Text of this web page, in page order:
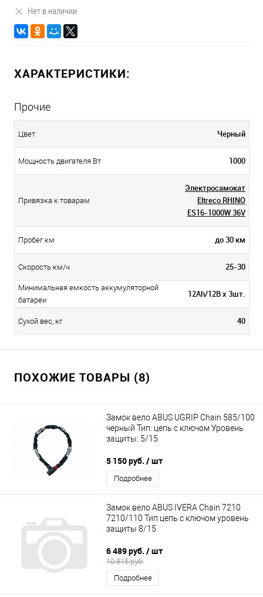
Нет в наличии
ХАРАКТЕРИСТИКИ:
Прочие
Цвет Черный
Мощность двигателя Вт 1000
Привязка к товарам
Электросамокат
Eltreco RHINO
ES16-1000W 36V
Пробег км до 30 км
Скорость км/ч 25-30
Минимальная емкость аккумуляторной
батареи
12Аh/12В х 3шт.
Сухой вес, кг 40
ПОХОЖИЕ ТОВАРЫ (8)
Замок вело ABUS UGRIP Chain 585/100
черный Тип: цепь с ключом Уровень
защиты: 5/15
5 150 руб. / шт
Подробнее
Замок вело ABUS IVERA Сhain 7210
7210/110 Тип цепь с ключом уровень
защиты 8/15
6 489 руб. / шт
10 815 руб.
Подробнее